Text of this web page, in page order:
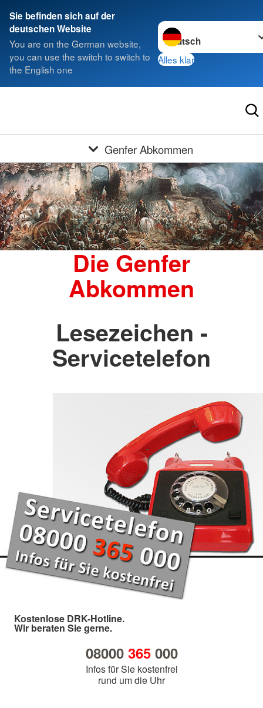
Sie befinden sich auf der
deutschen Website
You are on the German website,
you can use the switch to switch to
the English one
Sprache wechseln zu
Alles klar
Genfer Abkommen
Die Genfer
Abkommen
Lesezeichen -
Servicetelefon
Kostenlose DRK-Hotline.
Wir beraten Sie gerne.
08000 365000
Infos für Sie kostenfrei
rund um die Uhr